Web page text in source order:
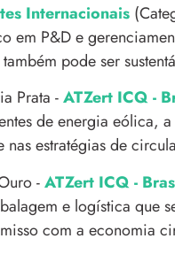
Internacionais
em P&D e
pode ser
Prata -ATZert ICQ -
de energia eólica,
estratégias de
-ATZert ICQ -
e logística que
com a economia